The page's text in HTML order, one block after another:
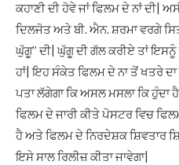
ਕਹਾਣੀ ਦੀ ਹੋਵੇ ਜਾਂ ਫਿਲਮ ਦੇ ਨਾਂ ਦੀ|
ਦਿਲਜੋਤ ਅਤੇ ਬੀ. ਐਨ. ਸ਼ਰਮਾ ਵਰਗੇ
ਘੁੱਗੂ” ਦੀ| ਘੁੱਗੂ ਦੀ ਗੱਲ ਕਰੀਏ ਤਾਂ
ਹਾਂ| ਇਹ ਸੰਕੇਤ ਫਿਲਮ ਦੇ ਨਾ ਤੋਂ ਖਤਰੇ ਦਾ
ਪਤਾ ਲੱਗੇਗਾ ਕਿ ਅਸਲ ਮਸਲਾ ਕਿ ਹੁੰਦਾ ਹੈ|
ਫਿਲਮ ਦੇ ਜਾਰੀ ਕੀਤੇ ਪੋਸਟਰ ਵਿਚ
ਹੈ ਅਤੇ ਫਿਲਮ ਦੇ ਨਿਰਦੇਸ਼ਕ ਸ਼ਿਵਤਾਰ
ਇਸੇ ਸਾਲ ਰਿਲੀਜ਼ ਕੀਤਾ ਜਾਵੇਗਾ|